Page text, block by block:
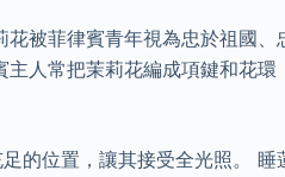
被菲律賓青年視為忠於祖國
人常把茉莉花編成項鍵和花
的位置，讓其接受全光照。